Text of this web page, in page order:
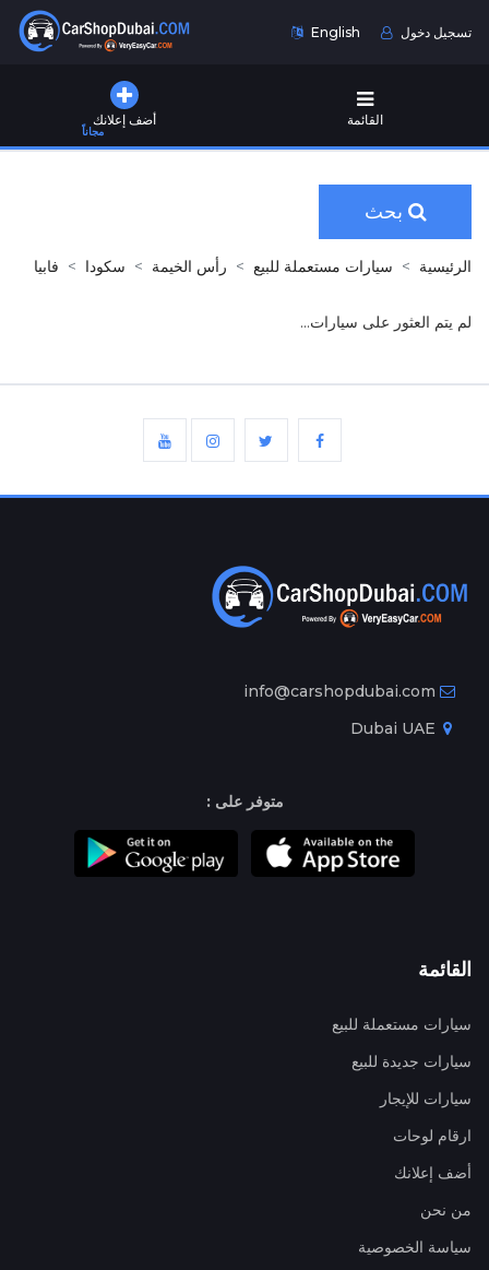
English تسجيل دخول
أضف إعلانك
مجاناً
القائمة
بحث
الرئيسية سيارات مستعملة للبيع رأس الخيمة سكودا فابيا
لم يتم العثور على سيارات...
info@carshopdubai.com
متوفر على :
القائمة
سيارات مستعملة للبيع
سيارات جديدة للبيع
سيارات للإيجار
ارقام لوحات
أضف إعلانك
من نحن
سياسة الخصوصية